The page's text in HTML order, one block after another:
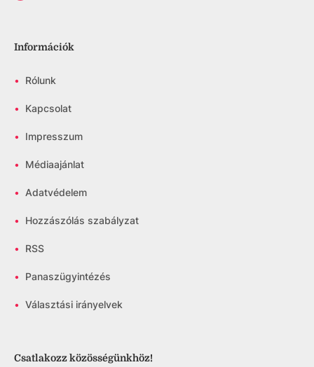
Információk
• Rólunk
• Kapcsolat
• Impresszum
• Médiaajánlat
• Adatvédelem
• Hozzászólás szabályzat
• RSS
• Panaszügyintézés
• Választási irányelvek
Csatlakozz közösségünkhöz!